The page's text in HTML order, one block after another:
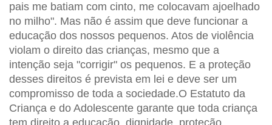
pais me batiam com cinto, me colocavam ajoelhado
no milho". Mas não é assim que deve funcionar a
educação dos nossos pequenos. Atos de violência
violam o direito das crianças, mesmo que a
intenção seja "corrigir" os pequenos. E a proteção
desses direitos é prevista em lei e deve ser um
compromisso de toda a sociedade.O Estatuto da
Criança e do Adolescente garante que toda criança
tem direito a educação, dignidade, proteção,